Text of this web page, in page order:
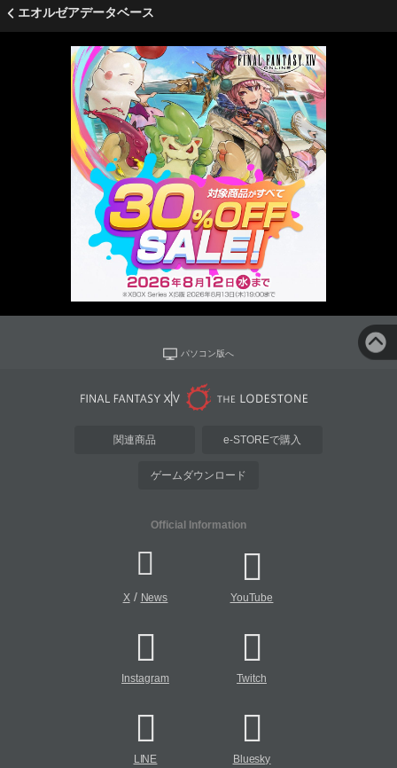
エオルゼアデータベース
パソコン版へ
関連商品 e-STOREで購入
ゲームダウンロード
Official Information
X/ News YouTube
Instagram Twitch
LINE Bluesky